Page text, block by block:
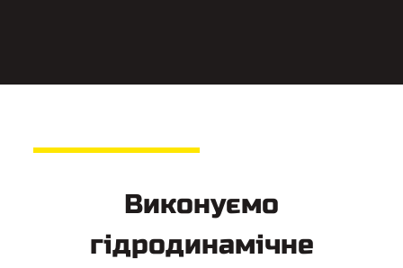
Виконуємо
гідродинамічне